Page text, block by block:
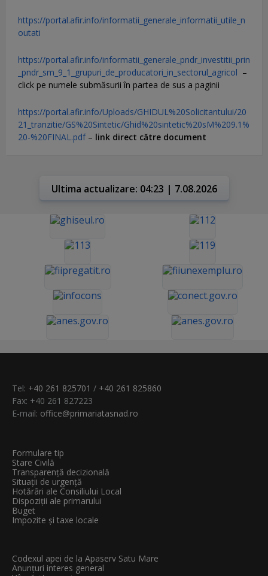
https://portal.afir.info/informatii_generale_informatii_utile_n
outati
https://portal.afir.info/informatii_generale_pndr_investitii_prin
_pndr_sm_9_1_grupuri_de_producatori_in_sectorul_agricol –
click pe numele submăsurii în partea de sus a paginii
https://portal.afir.info/Uploads/GHIDUL%20Solicitantului/20
21_tranzitie/GS%20Sintetic/Ghid%20sintetic%20sM%209.1%
20-%20FINAL.pdf– link direct către document
Ultima actualizare: 04:23 | 7.08.2026
Tel: +40 261 825701 / +40 261 825860
Fax: +40 261 827223
E-mail: office@primariatasnad.ro
Formulare tip
Stare Civilă
Transparenţă decizională
Situații de urgență
Hotărâri ale Consiliului Local
Dispoziții ale primarului
Buget
Impozite și taxe locale
Codexul apei de la Apaserv Satu Mare
Anunțuri interes general